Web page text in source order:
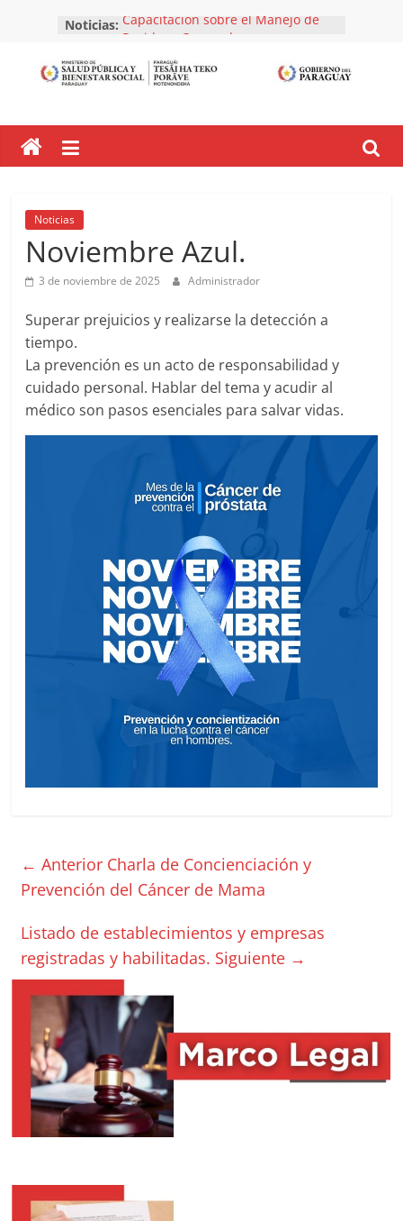
Noticias: Capacitación sobre el Manejo de
Establecimientos de Salud y Afines.
Inspección a Empresa Naviera.
Mes de Agosto 2026
Dirección
General
de
Salud
Ambiental
Noticias
Noviembre Azul.
3 de noviembre de 2025 Administrador
Superar prejuicios y realizarse la detección a
tiempo.
La prevención es un acto de responsabilidad y
cuidado personal. Hablar del tema y acudir al
médico son pasos esenciales para salvar vidas.
← Anterior Charla de Concienciación y
Prevención del Cáncer de Mama
Listado de establecimientos y empresas
registradas y habilitadas. Siguiente →